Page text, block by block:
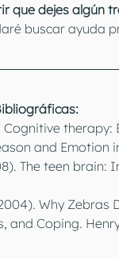
que dejes algún
buscar ayuda
Cognitive
and Emotion
The teen brain:
Why Zebras
and Coping.